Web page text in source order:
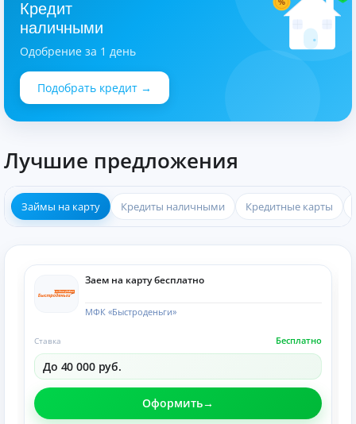
%
Кредит
наличными
Одобрение за 1 день
Подобрать кредит →
Лучшие предложения
Займы на карту Кредиты наличными Кредитные карты
Заем на карту бесплатно
МФК «Быстроденьги»
Бесплатно
Ставка
До 40 000 руб.
Оформить